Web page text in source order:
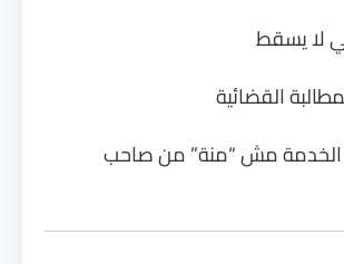
لا يسقط
القضائية
الخدمة مش “منة” من صاحب